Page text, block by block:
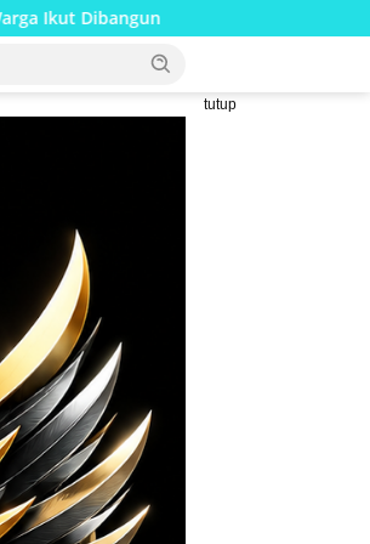
Indonesia Berjaya Raih Juara Umum
tutup